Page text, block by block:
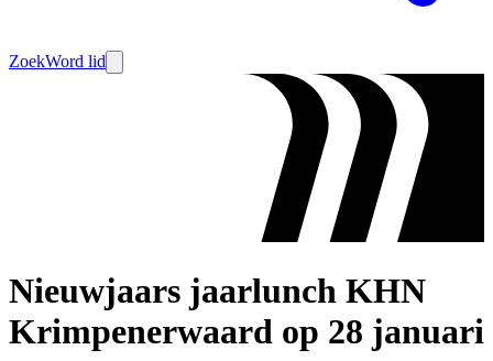
ZoekWord lid
Nieuwjaars jaarlunch KHN
Krimpenerwaard op 28 januari